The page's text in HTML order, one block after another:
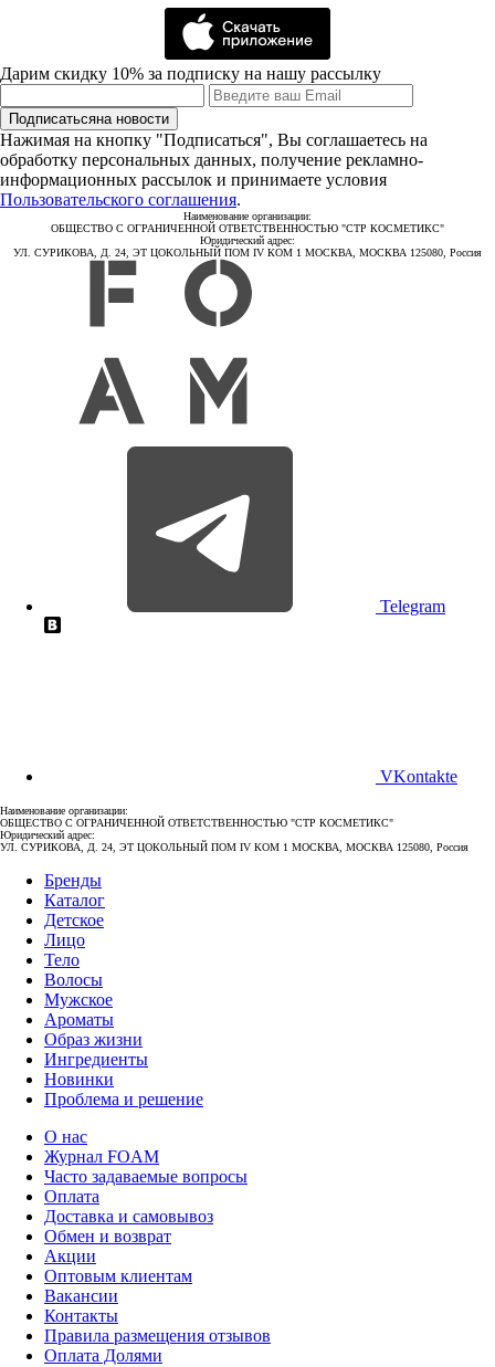
Дарим скидку 10% за подписку на нашу рассылку
Подписатьсяна новости
Нажимая на кнопку "Подписаться", Вы соглашаетесь на
обработку персональных данных, получение рекламно-
информационных рассылок и принимаете условия
Пользовательского соглашения.
Наименование организации:
ОБЩЕСТВО С ОГРАНИЧЕННОЙ ОТВЕТСТВЕННОСТЬЮ "СТР КОСМЕТИКС"
Юридический адрес:
УЛ. СУРИКОВА, Д. 24, ЭТ ЦОКОЛЬНЫЙ ПОМ IV КОМ 1 МОСКВА, МОСКВА 125080, Россия
Telegram
VKontakte
Наименование организации:
ОБЩЕСТВО С ОГРАНИЧЕННОЙ ОТВЕТСТВЕННОСТЬЮ "СТР КОСМЕТИКС"
Юридический адрес:
УЛ. СУРИКОВА, Д. 24, ЭТ ЦОКОЛЬНЫЙ ПОМ IV КОМ 1 МОСКВА, МОСКВА 125080, Россия
Бренды
Каталог
Детское
Лицо
Тело
Волосы
Мужское
Ароматы
Образ жизни
Ингредиенты
Новинки
Проблема и решение
О нас
Журнал FOAM
Часто задаваемые вопросы
Оплата
Доставка и самовывоз
Обмен и возврат
Акции
Оптовым клиентам
Вакансии
Контакты
Правила размещения отзывов
Оплата Долями